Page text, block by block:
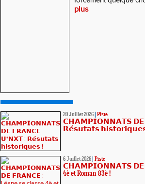
plus
20 Juillet 2026 Piste
𝗖𝗛𝗔𝗠𝗣𝗜𝗢𝗡𝗡𝗔𝗧𝗦 𝗗𝗘
𝗥𝗲́𝘀𝘂𝘁𝗮𝘁𝘀
6 Juillet 2026 Piste
𝗖𝗛𝗔𝗠𝗣𝗜𝗢𝗡𝗡𝗔𝗧𝗦 𝗗𝗘
4è et Roman 83è !